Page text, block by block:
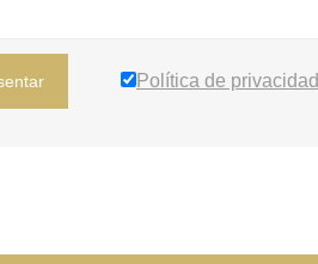
Política de privacidad